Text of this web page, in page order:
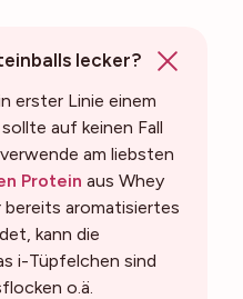
lecker?
erster Linie einem
auf keinen Fall
am liebsten
Protein aus Whey
bereits aromatisiertes
kann die
i-Tüpfelchen sind
o.ä.